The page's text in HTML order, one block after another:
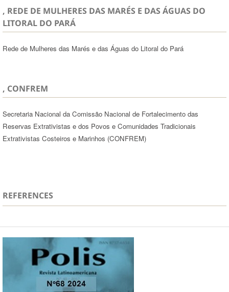
, REDE DE MULHERES DAS MARÉS E DAS ÁGUAS DO
LITORAL DO PARÁ
Rede de Mulheres das Marés e das Águas do Litoral do Pará
, CONFREM
Secretaria Nacional da Comissão Nacional de Fortalecimento das
Reservas Extrativistas e dos Povos e Comunidades Tradicionais
Extrativistas Costeiros e Marinhos (CONFREM)
REFERENCES